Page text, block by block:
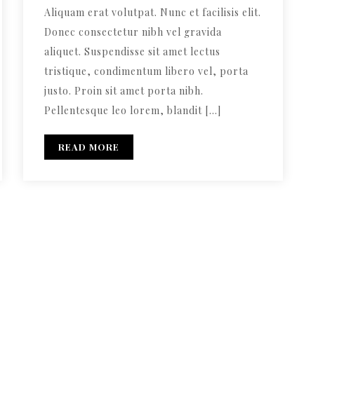
Aliquam erat volutpat. Nunc et facilisis elit.
Donec consectetur nibh vel gravida
aliquet. Suspendisse sit amet lectus
tristique, condimentum libero vel, porta
justo. Proin sit amet porta nibh.
Pellentesque leo lorem, blandit […]
READ MORE